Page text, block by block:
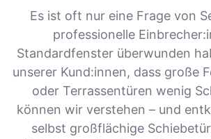
Es ist oft nur eine Frage von
professionelle
Standardfenster überwunden
unserer Kund:innen, dass große
oder Terrassentüren wenig
können wir verstehen – und
selbst großflächige